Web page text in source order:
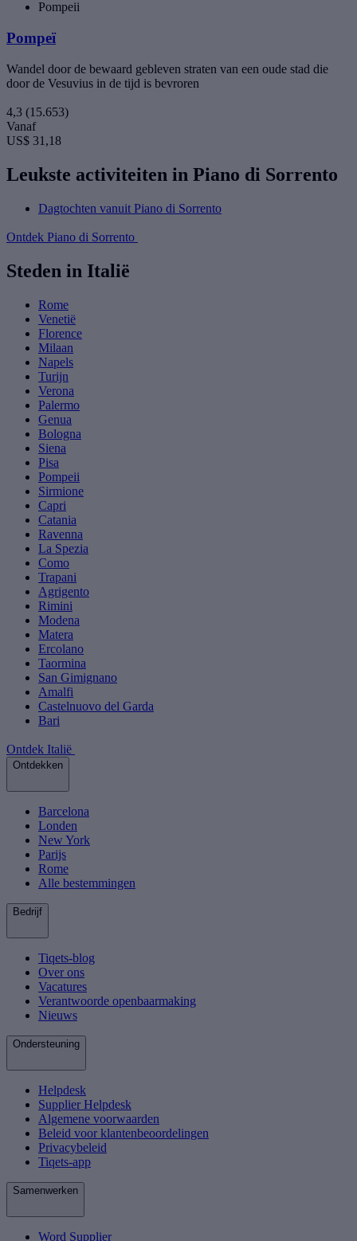
Pompeii
Pompeï
Wandel door de bewaard gebleven straten van een oude stad die
door de Vesuvius in de tijd is bevroren
4,3 (15.653)
Vanaf
US$ 31,18
Leukste activiteiten in Piano di Sorrento
Dagtochten vanuit Piano di Sorrento
Ontdek Piano di Sorrento
Steden in Italië
Rome
Venetië
Florence
Milaan
Napels
Turijn
Verona
Palermo
Genua
Bologna
Siena
Pisa
Pompeii
Sirmione
Capri
Catania
Ravenna
La Spezia
Como
Trapani
Agrigento
Rimini
Modena
Matera
Ercolano
Taormina
San Gimignano
Amalfi
Castelnuovo del Garda
Bari
Ontdek Italië
Ontdekken
Barcelona
Londen
New York
Parijs
Rome
Alle bestemmingen
Bedrijf
Tiqets-blog
Over ons
Vacatures
Verantwoorde openbaarmaking
Nieuws
Ondersteuning
Helpdesk
Supplier Helpdesk
Algemene voorwaarden
Beleid voor klantenbeoordelingen
Privacybeleid
Tiqets-app
Samenwerken
Word Supplier